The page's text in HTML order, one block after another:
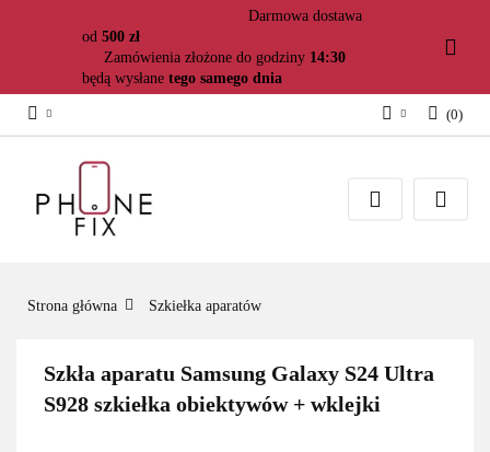
Darmowa dostawa
od 500 zł
Zamówienia złożone do godziny 14:30
będą wysłane tego samego dnia
Załóż konto
(0)
Strona główna Szkiełka aparatów
Szkła aparatu Samsung Galaxy S24 Ultra
S928 szkiełka obiektywów + wklejki